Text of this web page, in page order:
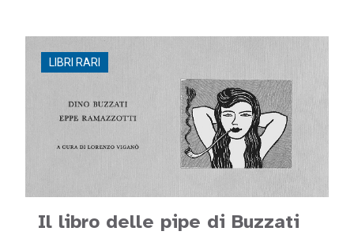
LIBRI RARI
Il libro delle pipe di Buzzati